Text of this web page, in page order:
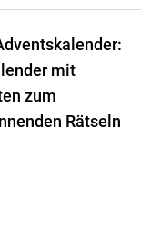
mit
zum
Rätseln